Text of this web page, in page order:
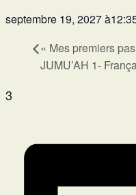
septembre 19, 2027
« Mes premiers
JUMU’AH 1-
3